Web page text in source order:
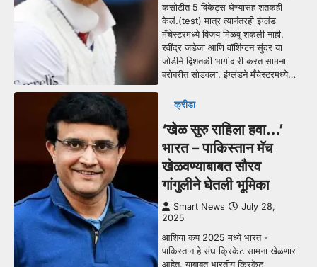
कसोटीत 5 विकेट्स घेण्यासह शतकही
केलं.(test) मात्र त्यानंतरही इंग्लंड
मँचेस्टरमध्ये विजय मिळवू शकली नाही.
रवींद्र जडेजा आणि वॉशिंग्टन सुंदर या
जोडीने द्विशतकी भागीदारी करत सामना
बरोबरीत सोडवला. इंग्लंडने मँचेस्टरमध्ये…
क्रीडा
‘खेळ सुरु राहिला हवा…’
भारत – पाकिस्तान मॅच
खेळवण्याबाबत सौरव
गांगुलीने घेतली भूमिका
Smart News
July 28,
2025
आशिया कप 2025 मध्ये भारत -
पाकिस्तान हे संघ क्रिकेट सामना खेळणार
आहेत. याबाबत भारतीय क्रिकेट